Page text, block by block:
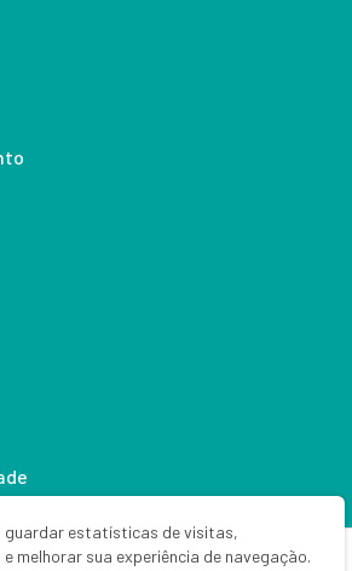
guardar estatísticas de visitas,
melhorar sua experiência de navegação.